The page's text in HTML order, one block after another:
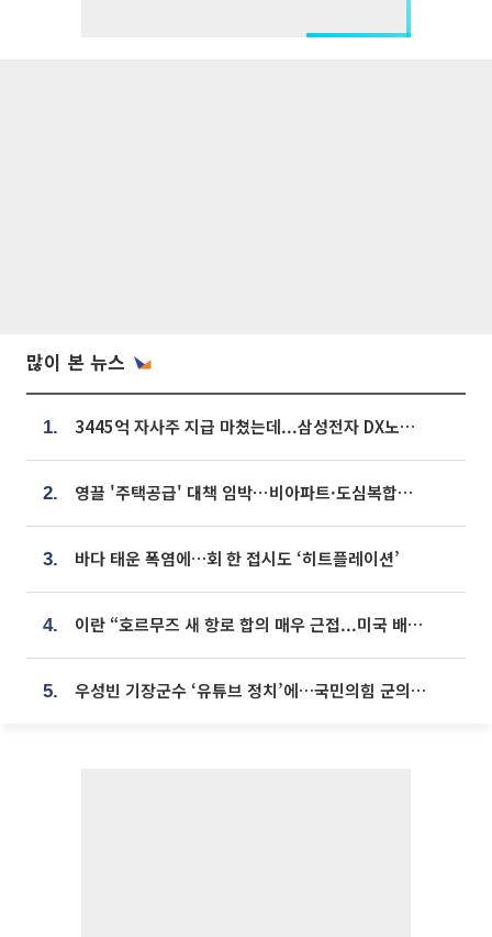
많이 본 뉴스
1. 3445억 자사주 지급 마쳤는데...삼성전자 DX노조, 뒤늦은 '떼쓰기 집회'
2. 영끌 '주택공급' 대책 임박⋯비아파트·도심복합까지 총동원
3. 바다 태운 폭염에…회 한 접시도 ‘히트플레이션’
4. 이란 “호르무즈 새 항로 합의 매우 근접...미국 배상 먼저”
5. 우성빈 기장군수 ‘유튜브 정치’에…국민의힘 군의원들 집단 반발